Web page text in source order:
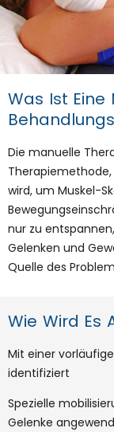
Was Ist Eine
Die manuelle
wird, um Muskel-
nur zu
Gelenken und
Quelle des
Wie Wird Es
Mit einer
identifiziert
Spezielle
Gelenke